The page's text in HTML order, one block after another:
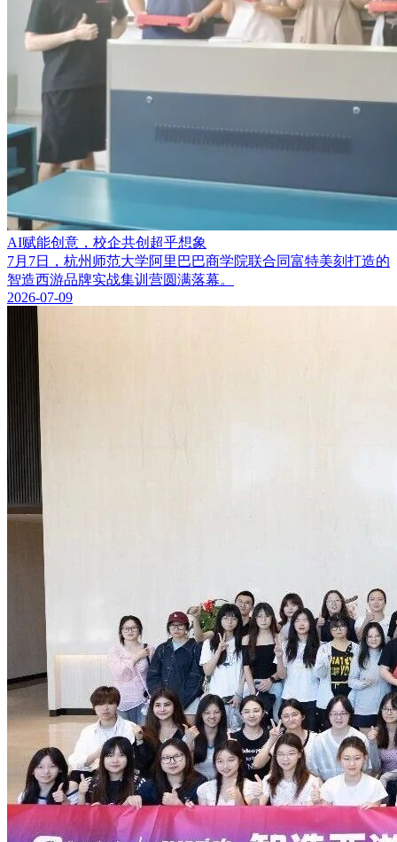
AI赋能创意，校企共创超乎想象
7月7日，杭州师范大学阿里巴巴商学院联合同富特美刻打造的
智造西游品牌实战集训营圆满落幕。
2026-07-09